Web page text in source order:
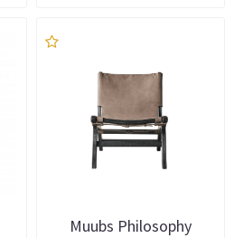
Muubs Philosophy